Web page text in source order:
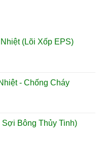
(Lõi Xốp EPS)
₫.
- Chống Cháy
₫.
Bông Thủy Tinh)